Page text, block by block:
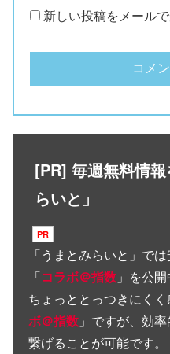
新しい投稿をメール
[PR] 毎週無料情
らいと」
「うまとみらいと 」で
「コラボ＠指数 」を公
ちょっととっつきにく
ボ＠指数 」ですが、効
繋げることが可能です。